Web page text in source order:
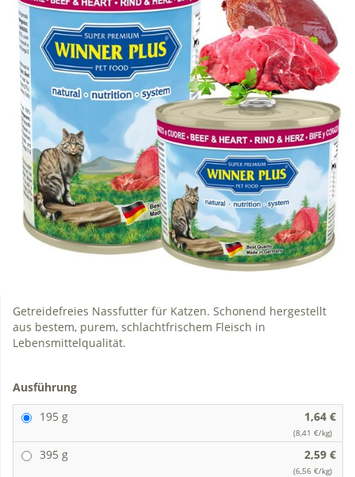
Getreidefreies Nassfutter für Katzen. Schonend hergestellt
aus bestem, purem, schlachtfrischem Fleisch in
Lebensmittelqualität.
Ausführung
195 g
1,64 €
(8,41 €/kg)
395 g 2,59 €
(6,56 €/kg)